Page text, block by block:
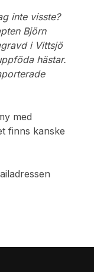
inte visste?
Björn
i Vittsjö
hästar.
med
finns kanske